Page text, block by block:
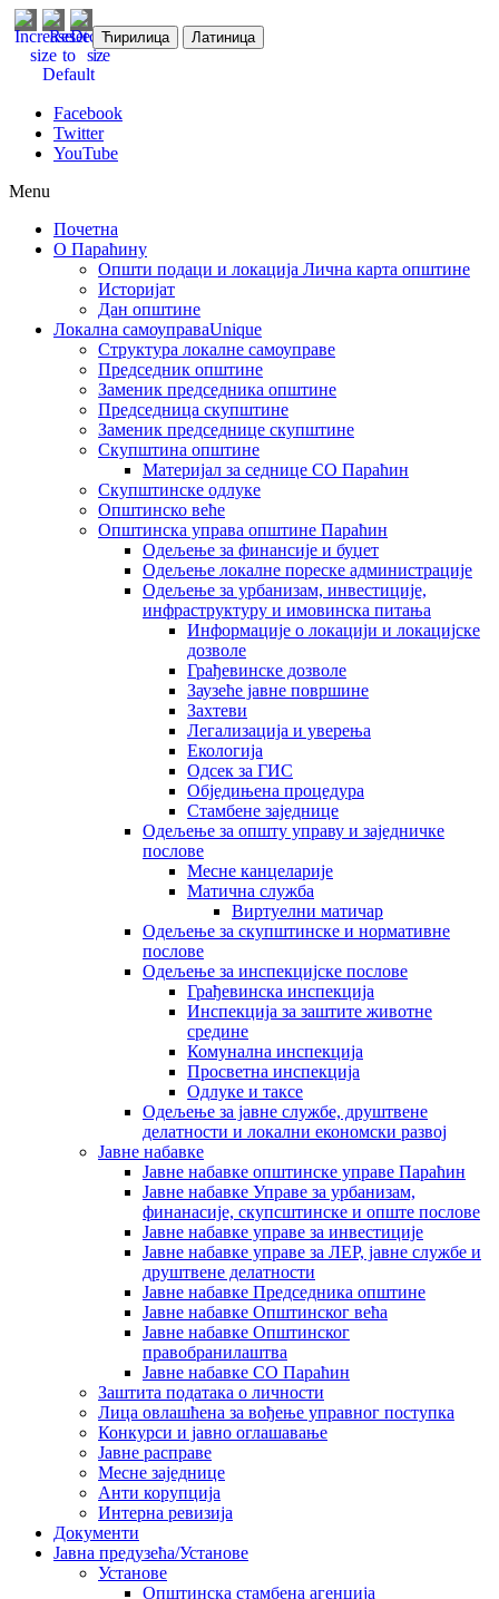
Ћирилица Латиница
Facebook
Twitter
YouTube
Menu
Почетна
О Параћину
Општи подаци и локација Лична карта општине
Историјат
Дан општине
Локална самоуправаUnique
Структура локалне самоуправе
Председник општине
Заменик председника општине
Председница скупштине
Заменик председнице скупштине
Скупштина општине
Материјал за седнице СО Параћин
Скупштинске одлуке
Општинско веће
Општинска управа општине Параћин
Одељење за финансије и буџет
Одељење локалне пореске администрације
Одељење за урбанизам, инвестиције,
инфраструктуру и имовинска питања
Информације о локацији и локацијске
дозволе
Грађевинске дозволе
Заузеће јавне површине
Захтеви
Легализација и уверења
Екологија
Одсек за ГИС
Обједињена процедура
Стамбене заједнице
Oдељење за општу управу и заједничке
послове
Месне канцеларије
Матична служба
Виртуелни матичар
Одељење за скупштинске и нормативне
послове
Одељење за инспекцијске послове
Грађевинска инспекција
Инспекција за заштите животне
средине
Комунална инспекција
Просветна инспекција
Одлуке и таксе
Одељење за јавне службе, друштвене
делатности и локални економски развој
Јавне набавке
Јавне набавке општинске управе Параћин
Јавне набавке Управе за урбанизам,
финанасије, скупсштинске и опште послове
Јавне набавке управе за инвестиције
Јавне набавке управе за ЛЕР, јавне службе и
друштвене делатности
Јавне набавке Председника општине
Јавне набавке Општинског већа
Јавне набавке Општинског
правобранилаштва
Јавне набавке СО Параћин
Заштита података о личности
Лица овлашћена за вођење управног поступка
Конкурси и јавно оглашавање
Јавне расправе
Месне заједнице
Анти корупција
Интерна ревизија
Документи
Јавна предузећа/Установе
Установе
Општинскa стамбенa агенцијa